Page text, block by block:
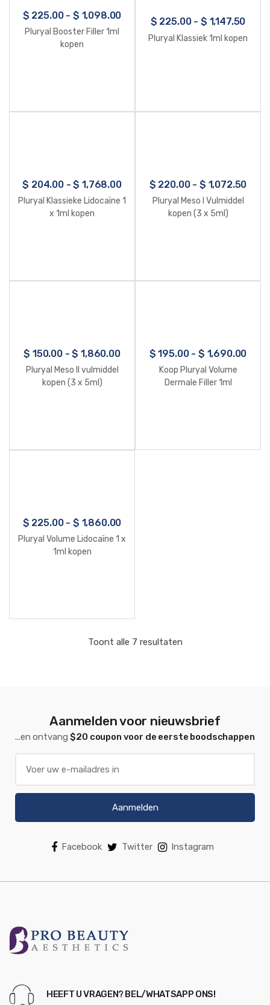
$ 225.00- $ 1,098.00
Pluryal Booster Filler 1ml
kopen
$ 225.00- $ 1,147.50
Pluryal Klassiek 1ml kopen
$ 204.00-$ 1,768.00
Pluryal Klassieke Lidocaïne 1
x 1ml kopen
$ 220.00- $ 1,072.50
Pluryal Meso I Vulmiddel
kopen (3 x 5ml)
$ 150.00-$ 1,860.00
Pluryal Meso II vulmiddel
kopen (3 x 5ml)
$ 195.00- $ 1,690.00
Koop Pluryal Volume
Dermale Filler 1ml
$ 225.00- $ 1,860.00
Pluryal Volume Lidocaïne 1 x
1ml kopen
Toont alle 7 resultaten
Aanmelden voor nieuwsbrief
...en ontvang$20 coupon voor de eerste boodschappen
Aanmelden
Facebook Twitter Instagram
HEEFT U VRAGEN? BEL/WHATSAPP ONS!